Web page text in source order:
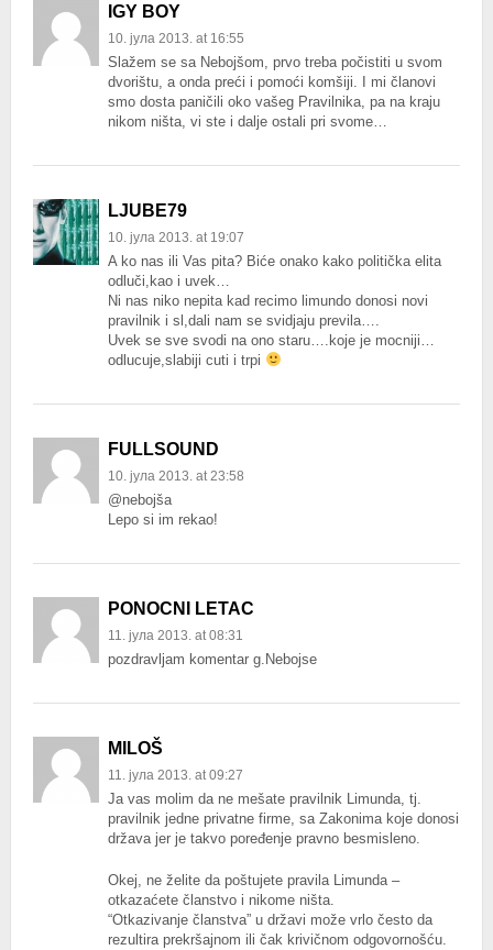
IGY BOY
10. јула 2013. at 16:55
Slažem se sa Nebojšom, prvo treba počistiti u svom
dvorištu, a onda preći i pomoći komšiji. I mi članovi
smo dosta paničili oko vašeg Pravilnika, pa na kraju
nikom ništa, vi ste i dalje ostali pri svome…
LJUBE79
10. јула 2013. at 19:07
A ko nas ili Vas pita? Biće onako kako politička elita
odluči,kao i uvek…
Ni nas niko nepita kad recimo limundo donosi novi
pravilnik i sl,dali nam se svidjaju previla….
Uvek se sve svodi na ono staru….koje je mocniji…
odlucuje,slabiji cuti i trpi
FULLSOUND
10. јула 2013. at 23:58
@nebojša
Lepo si im rekao!
PONOCNI LETAC
11. јула 2013. at 08:31
pozdravljam komentar g.Nebojse
MILOŠ
11. јула 2013. at 09:27
Ja vas molim da ne mešate pravilnik Limunda, tj.
pravilnik jedne privatne firme, sa Zakonima koje donosi
država jer je takvo poređenje pravno besmisleno.
Okej, ne želite da poštujete pravila Limunda –
otkazaćete članstvo i nikome ništa.
“Otkazivanje članstva” u državi može vrlo često da
rezultira prekršajnom ili čak krivičnom odgovornošću.